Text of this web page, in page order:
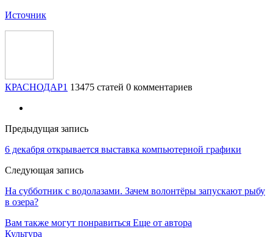
Источник
КРАСНОДАР1 13475 статей 0 комментариев
Предыдущая запись
6 декабря открывается выставка компьютерной графики
Следующая запись
На субботник с водолазами. Зачем волонтёры запускают рыбу
в озера?
Вам также могут понравиться Еще от автора
Культура